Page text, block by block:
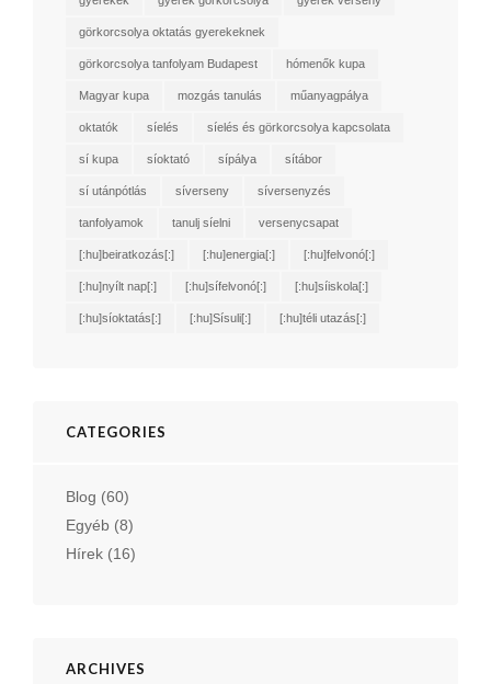
görkorcsolya oktatás gyerekeknek
görkorcsolya tanfolyam Budapest hómenők kupa
Magyar kupa mozgás tanulás műanyagpálya
oktatók síelés síelés és görkorcsolya kapcsolata
sí kupa síoktató sípálya sítábor
sí utánpótlás síverseny síversenyzés
tanfolyamok tanulj síelni versenycsapat
[:hu]beiratkozás[:] [:hu]energia[:] [:hu]felvonó[:]
[:hu]nyílt nap[:] [:hu]sífelvonó[:] [:hu]síiskola[:]
[:hu]síoktatás[:] [:hu]Sísuli[:] [:hu]téli utazás[:]
CATEGORIES
Blog (60)
Egyéb (8)
Hírek (16)
ARCHIVES